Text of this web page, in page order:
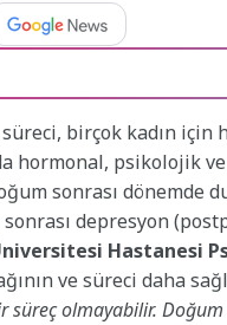
birçok kadın için
hormonal, psikolojik
sonrası
sonrası depresyon
Hastanesi
ve süreci daha
süreç olmayabilir.